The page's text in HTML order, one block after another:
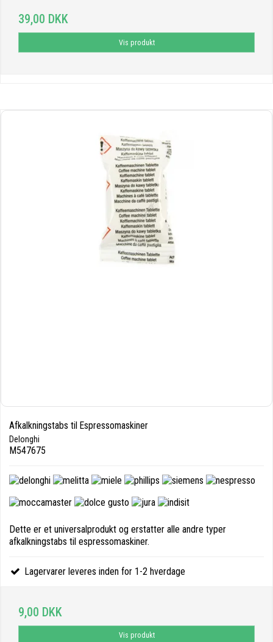
39,00 DKK
Vis produkt
Afkalkningstabs til Espressomaskiner
Delonghi
M547675
Dette er et universalprodukt og erstatter alle andre typer
afkalkningstabs til espressomaskiner.
Lagervarer leveres inden for 1-2 hverdage
9,00 DKK
Vis produkt